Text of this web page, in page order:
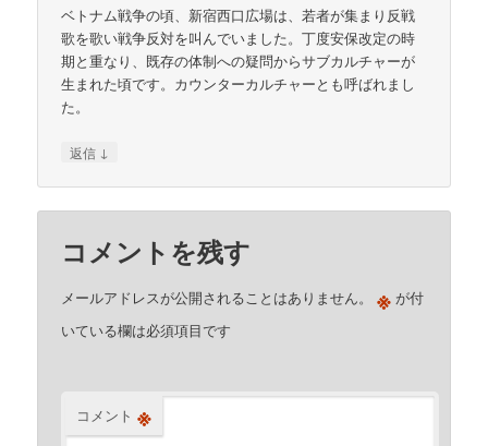
ベトナム戦争の頃、新宿西口広場は、若者が集まり反戦
歌を歌い戦争反対を叫んでいました。丁度安保改定の時
期と重なり、既存の体制への疑問からサブカルチャーが
生まれた頃です。カウンターカルチャーとも呼ばれまし
た。
返信 ↓
コメントを残す
メールアドレスが公開されることはありません。 ※ が付
いている欄は必須項目です
コメント ※